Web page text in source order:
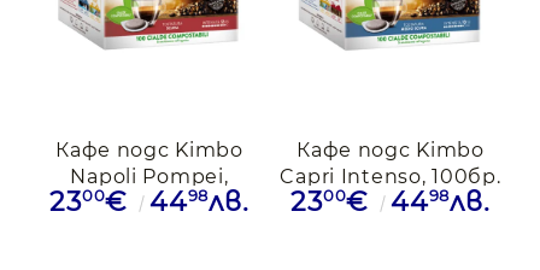
Кафе подс Kimbo
Napoli Pompei,
100бр.
2300€ 4498лв.
Кафе подс Kimbo
Capri Intenso, 100бр.
2300€ 4498лв.